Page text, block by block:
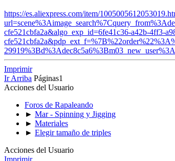
https://es.aliexpress.com/item/
cfe521cbfa2a&algo_exp_id=6fe41c36-a42b-4ff3-
Imprimir
Ir Arriba Páginas1
Acciones del Usuario
Foros de Rapaleando
► Mar - Spinning y Jigging
► Materiales
► Elegir tamaño de triples
Acciones del Usuario
Imprimir